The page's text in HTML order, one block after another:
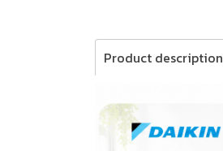
Product description